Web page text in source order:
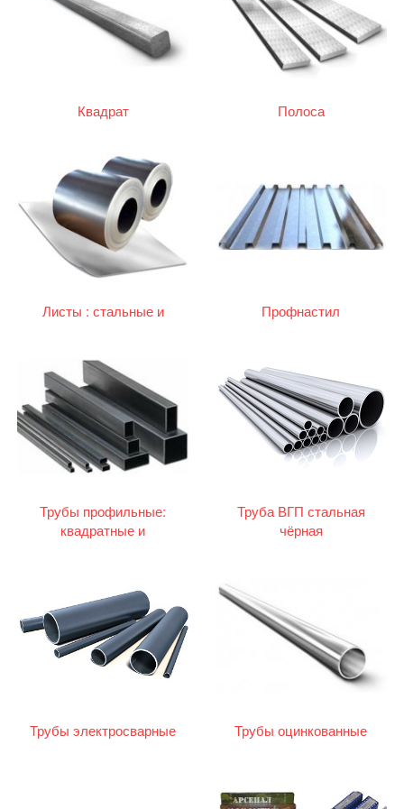
Квадрат Полоса
Листы : стальные и
Профнастил
Трубы профильные:
квадратные и
Труба ВГП стальная
чёрная
Трубы электросварные Трубы оцинкованные